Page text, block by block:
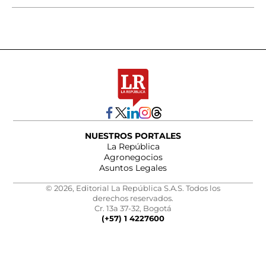
NUESTROS PORTALES
La República
Agronegocios
Asuntos Legales
© 2026, Editorial La República S.A.S. Todos los
derechos reservados.
Cr. 13a 37-32, Bogotá
(+57) 1 4227600